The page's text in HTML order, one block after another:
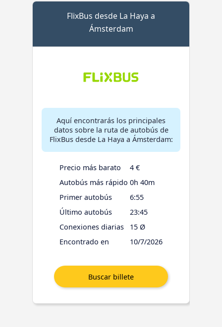
FlixBus desde La Haya a
Ámsterdam
Aquí encontrarás los principales
datos sobre la ruta de autobús de
FlixBus desde La Haya a Ámsterdam:
Precio más barato
4 €
Autobús más rápido 0h 40m
Primer autobús
6:55
Último autobús
23:45
Conexiones diarias
15 Ø
Encontrado en
10/7/2026